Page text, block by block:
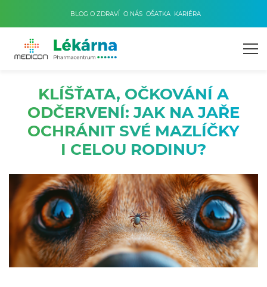
BLOG O ZDRAVÍ O NÁS OŠATKA KARIÉRA
KLÍŠŤATA, OČKOVÁNÍ A
ODČERVENÍ: JAK NA JAŘE
OCHRÁNIT SVÉ MAZLÍČKY
I CELOU RODINU?